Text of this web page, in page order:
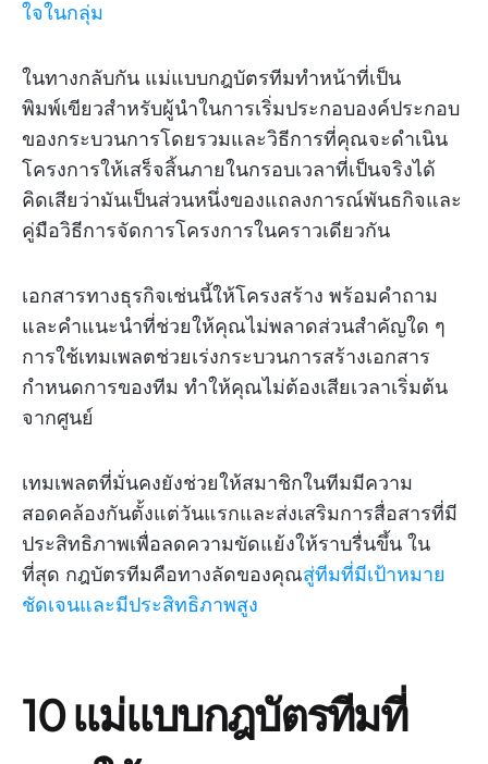
ใจในกลุ่ม
ในทางกลับกัน แม่แบบกฎบัตรทีมทำหน้าที่เป็น
พิมพ์เขียวสำหรับผู้นำในการเริ่มประกอบองค์ประกอบ
ของกระบวนการโดยรวมและวิธีการที่คุณจะดำเนิน
โครงการให้เสร็จสิ้นภายในกรอบเวลาที่เป็นจริงได้
คิดเสียว่ามันเป็นส่วนหนึ่งของแถลงการณ์พันธกิจและ
คู่มือวิธีการจัดการโครงการในคราวเดียวกัน
เอกสารทางธุรกิจเช่นนี้ให้โครงสร้าง พร้อมคำถาม
และคำแนะนำที่ช่วยให้คุณไม่พลาดส่วนสำคัญใด ๆ
การใช้เทมเพลตช่วยเร่งกระบวนการสร้างเอกสาร
กำหนดการของทีม ทำให้คุณไม่ต้องเสียเวลาเริ่มต้น
จากศูนย์
เทมเพลตที่มั่นคงยังช่วยให้สมาชิกในทีมมีความ
สอดคล้องกันตั้งแต่วันแรกและส่งเสริมการสื่อสารที่มี
ประสิทธิภาพเพื่อลดความขัดแย้งให้ราบรื่นขึ้น ใน
ที่สุด กฎบัตรทีมคือทางลัดของคุณสู่ทีมที่มีเป้าหมาย
ชัดเจนและมีประสิทธิภาพสูง
10 แม่แบบกฎบัตรทีมที่